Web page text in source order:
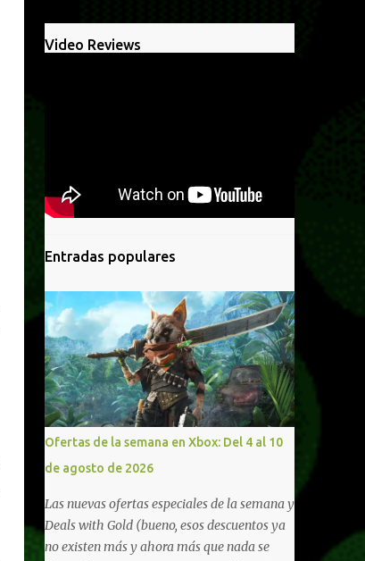
Video Reviews
Entradas populares
Ofertas de la semana en Xbox: Del 4 al 10
de agosto de 2026
Las nuevas ofertas especiales de la semana y
Deals with Gold (bueno, esos descuentos ya
no existen más y ahora más que nada se